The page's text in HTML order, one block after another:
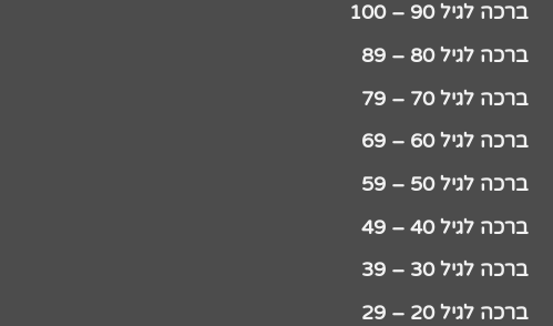
ברכה לגיל 90 – 100
ברכה לגיל 80 – 89
ברכה לגיל 70 – 79
ברכה לגיל 60 – 69
ברכה לגיל 50 – 59
ברכה לגיל 40 – 49
ברכה לגיל 30 – 39
ברכה לגיל 20 – 29